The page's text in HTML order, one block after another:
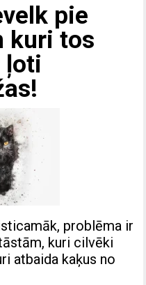
pie
kuri tos
ļoti
problēma ir
kuri cilvēki
atbaida kaķus no